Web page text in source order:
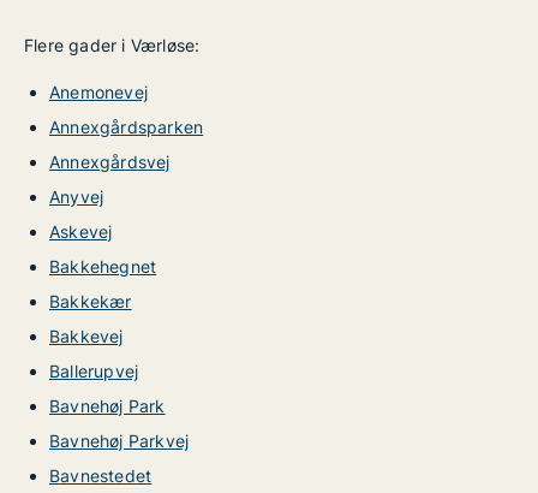
Flere gader i Værløse:
Anemonevej
Annexgårdsparken
Annexgårdsvej
Anyvej
Askevej
Bakkehegnet
Bakkekær
Bakkevej
Ballerupvej
Bavnehøj Park
Bavnehøj Parkvej
Bavnestedet